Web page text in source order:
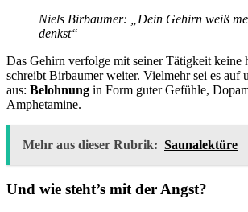
Niels Birbaumer: „Dein Gehirn weiß
denkst“
Das Gehirn verfolge mit seiner Tätigkeit keine
schreibt Birbaumer weiter. Vielmehr sei es auf
aus: Belohnung in Form guter Gefühle,
Amphetamine.
Mehr aus dieser Rubrik: Saunalektüre
Und wie steht’s mit der Angst?